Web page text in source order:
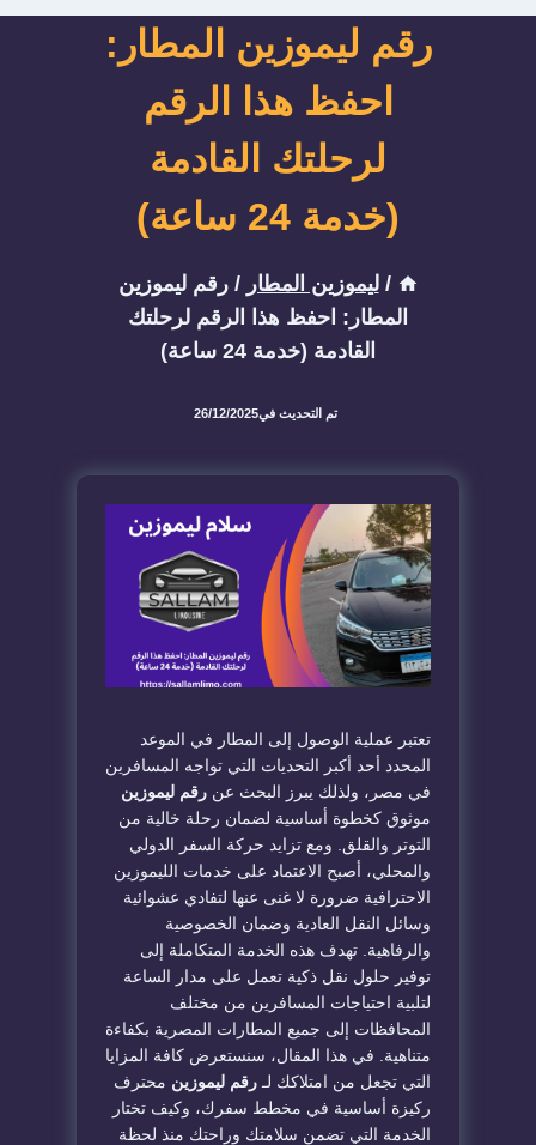
رقم ليموزين المطار:
احفظ هذا الرقم
لرحلتك القادمة
(خدمة 24 ساعة)
/ ليموزين المطار / رقم ليموزين
المطار: احفظ هذا الرقم لرحلتك
القادمة (خدمة 24 ساعة)
تم التحديث في26/12/2025
​تعتبر عملية الوصول إلى المطار في الموعد
المحدد أحد أكبر التحديات التي تواجه المسافرين
في مصر، ولذلك يبرز البحث عن رقم ليموزين
موثوق كخطوة أساسية لضمان رحلة خالية من
التوتر والقلق. ومع تزايد حركة السفر الدولي
والمحلي، أصبح الاعتماد على خدمات الليموزين
الاحترافية ضرورة لا غنى عنها لتفادي عشوائية
وسائل النقل العادية وضمان الخصوصية
والرفاهية. تهدف هذه الخدمة المتكاملة إلى
توفير حلول نقل ذكية تعمل على مدار الساعة
لتلبية احتياجات المسافرين من مختلف
المحافظات إلى جميع المطارات المصرية بكفاءة
متناهية. في هذا المقال، سنستعرض كافة المزايا
التي تجعل من امتلاكك لـ رقم ليموزين محترف
ركيزة أساسية في مخطط سفرك، وكيف تختار
الخدمة التي تضمن سلامتك وراحتك منذ لحظة